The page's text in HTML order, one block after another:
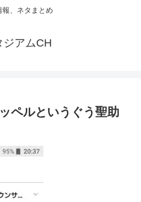
、ネタまとめ
ジアムCH
ペルというぐう聖助